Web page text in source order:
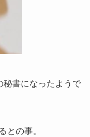
秘書になったようで
との事。